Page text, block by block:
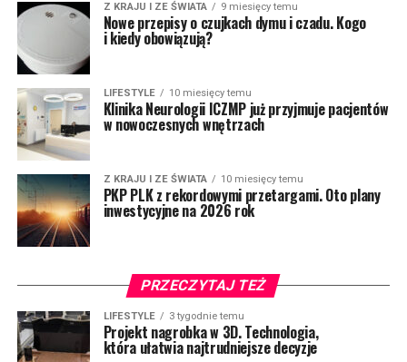
Z KRAJU I ZE ŚWIATA 9 miesięcy temu
Nowe przepisy o czujkach dymu i czadu. Kogo
i kiedy obowiązują?
LIFESTYLE 10 miesięcy temu
Klinika Neurologii ICZMP już przyjmuje pacjentów
w nowoczesnych wnętrzach
Z KRAJU I ZE ŚWIATA 10 miesięcy temu
PKP PLK z rekordowymi przetargami. Oto plany
inwestycyjne na 2026 rok
PRZECZYTAJ TEŻ
LIFESTYLE 3 tygodnie temu
Projekt nagrobka w 3D. Technologia,
która ułatwia najtrudniejsze decyzje